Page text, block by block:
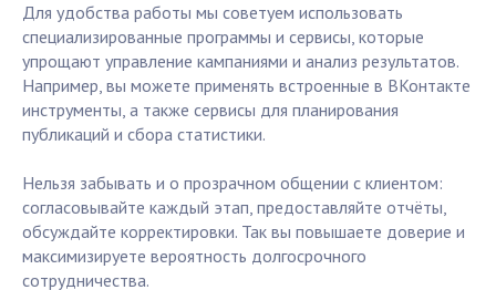
Для удобства работы мы советуем использовать
специализированные программы и сервисы, которые
упрощают управление кампаниями и анализ результатов.
Например, вы можете применять встроенные в ВКонтакте
инструменты, а также сервисы для планирования
публикаций и сбора статистики.
Нельзя забывать и о прозрачном общении с клиентом:
согласовывайте каждый этап, предоставляйте отчёты,
обсуждайте корректировки. Так вы повышаете доверие и
максимизируете вероятность долгосрочного
сотрудничества.